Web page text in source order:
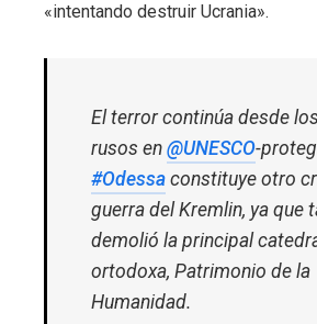
«intentando destruir Ucrania».
El terror continúa desde
rusos en @UNESCO-
#Odessa constituye otro
guerra del Kremlin, ya que
demolió la principal
ortodoxa, Patrimonio de la
Humanidad.